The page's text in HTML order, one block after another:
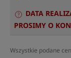
DATA
PROSIMY O
Wszystkie podane